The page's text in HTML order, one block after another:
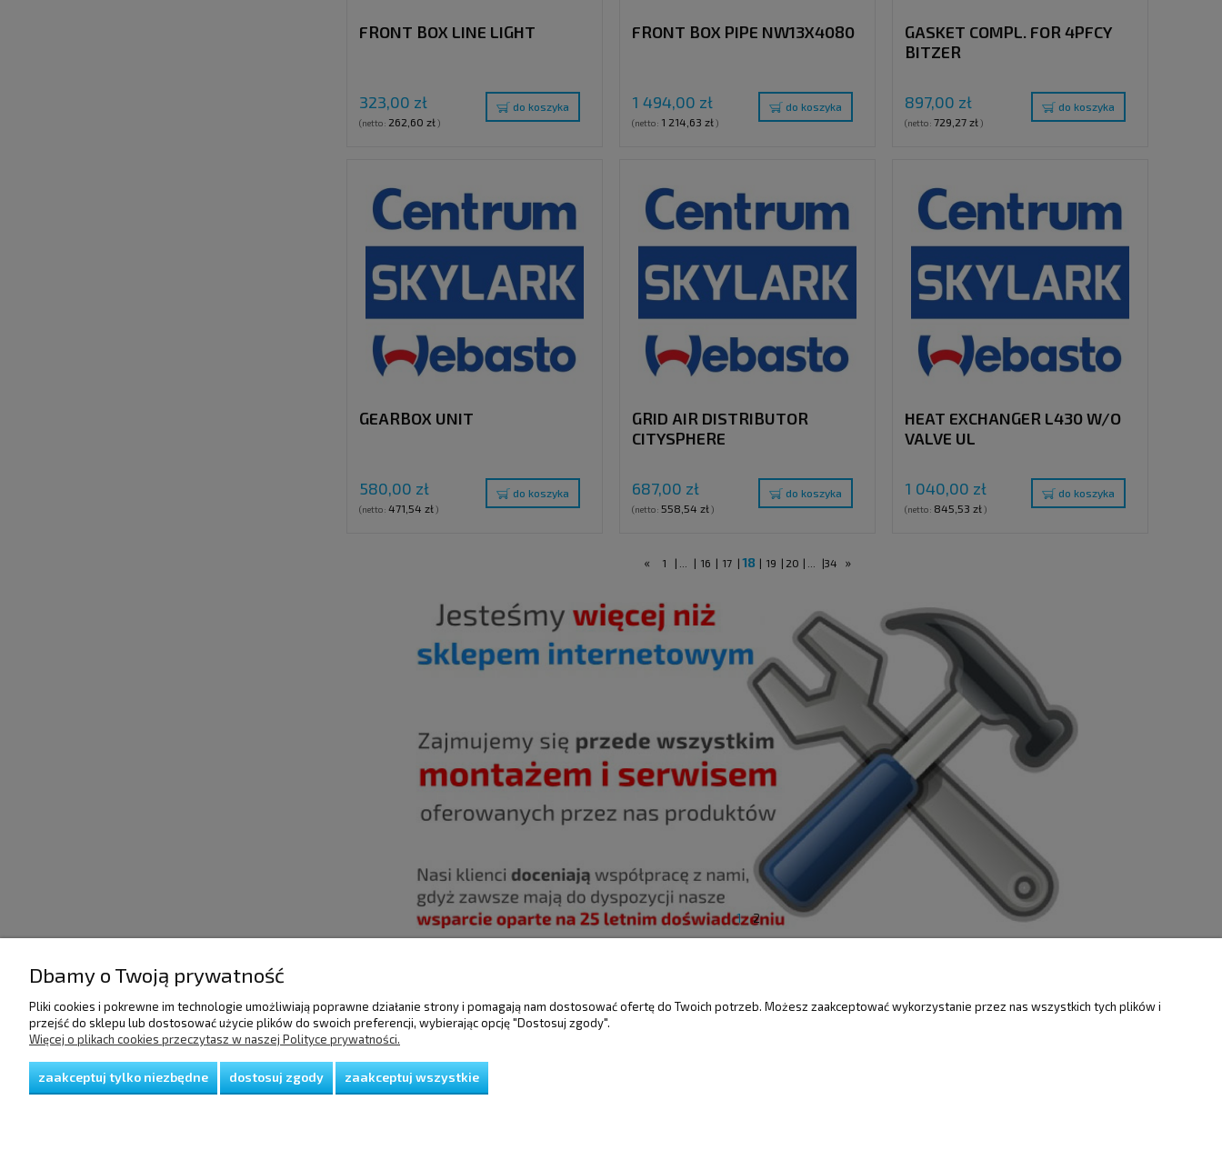
FRONT BOX LINE LIGHT
323,00 zł
(netto: 262,60 zł)
do koszyka
FRONT BOX PIPE NW13X4080
1 494,00 zł
(netto: 1 214,63 zł)
do koszyka
GASKET COMPL. FOR 4PFCY
BITZER
897,00 zł
(netto: 729,27 zł)
do koszyka
GEARBOX UNIT
580,00 zł
(netto: 471,54 zł)
do koszyka
GRID AIR DISTRIBUTOR
CITYSPHERE
687,00 zł
(netto: 558,54 zł)
do koszyka
HEAT EXCHANGER L430 W/O
VALVE UL
1 040,00 zł
(netto: 845,53 zł)
do koszyka
« 1 | | 16 | 17 | 18 | 19 | 20 | |34 »
1 2
POMOC
Regulamin
DOSTAWA I PŁATNOŚCI
Raty/Leasing
Koszty dostawy
Czas realizacji zamówień
MOJE KONTO GWARANCJA I ZWROTY O FIRMIE
Dbamy o Twoją prywatność
Pliki cookies i pokrewne im technologie umożliwiają poprawne działanie strony i pomagają nam dostosować ofertę do Twoich potrzeb. Możesz zaakceptować wykorzystanie przez nas wszystkich tych plików i
przejść do sklepu lub dostosować użycie plików do swoich preferencji, wybierając opcję "Dostosuj zgody".
Więcej o plikach cookies przeczytasz w naszej Polityce prywatności.
zaakceptuj tylko niezbędne dostosuj zgody zaakceptuj wszystkie